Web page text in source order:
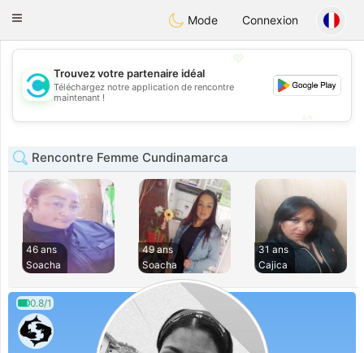
olombiaCitas
Toggle
Mode Connexion
💖
💕
Trouvez votre partenaire idéal
Téléchargez notre application de rencontre
maintenant !
Rencontre Femme Cundinamarca
46 ans
Soacha
49 ans
Soacha
31 ans
Cajica
0.8/1